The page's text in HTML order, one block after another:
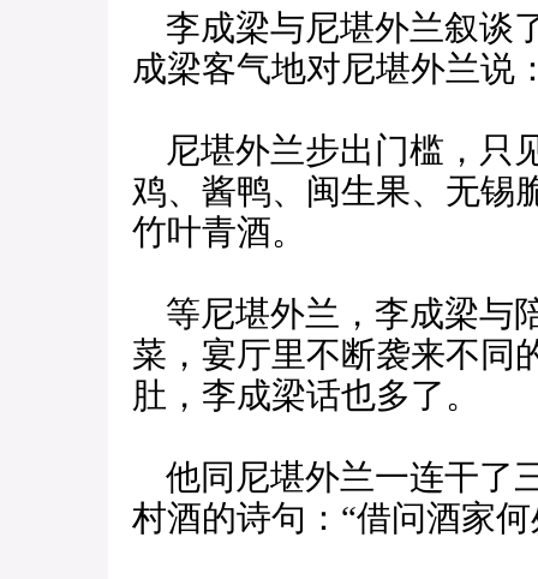
李成梁与尼堪外兰叙谈
成梁客气地对尼堪外兰说
尼堪外兰步出门槛，只
鸡、酱鸭、闽生果、无锡
竹叶青酒。
等尼堪外兰，李成梁与
菜，宴厅里不断袭来不同
肚，李成梁话也多了。
他同尼堪外兰一连干了
村酒的诗句：“借问酒家